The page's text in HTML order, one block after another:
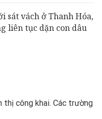
sát vách ở Thanh Hóa,
liên tục dặn con dâu
thị công khai. Các trường